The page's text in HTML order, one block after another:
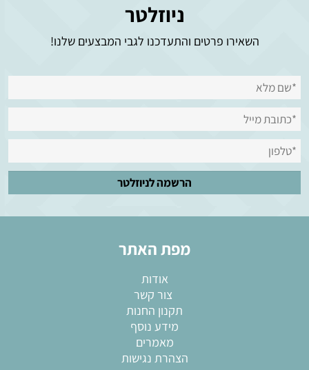
ניוזלטר
השאירו פרטים והתעדכנו לגבי המבצעים שלנו!
מפת האתר
אודות
צור קשר
תקנון החנות
מידע נוסף
מאמרים
הצהרת נגישות